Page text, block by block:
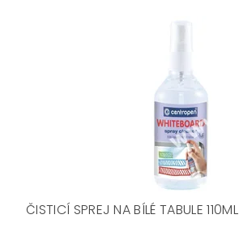
ČISTICÍ SPREJ NA BÍLÉ TABULE 110ML